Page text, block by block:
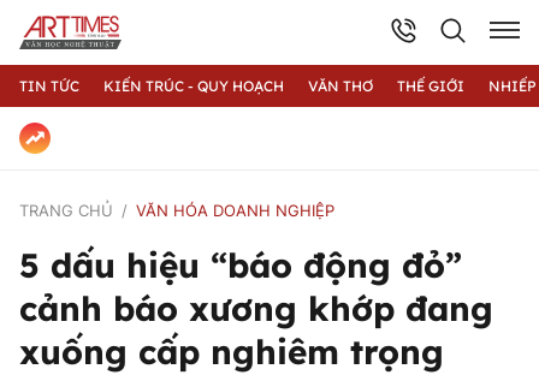
TIN TỨC KIẾN TRÚC - QUY HOẠCH VĂN THƠ THẾ GIỚI
TRANG CHỦ VĂN HÓA DOANH NGHIỆP
5 dấu hiệu “báo động đỏ”
cảnh báo xương khớp đang
xuống cấp nghiêm trọng